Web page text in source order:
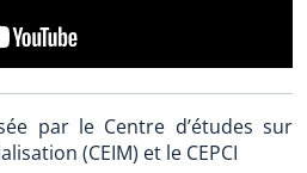
par le Centre d’études sur
(CEIM) et le CEPCI